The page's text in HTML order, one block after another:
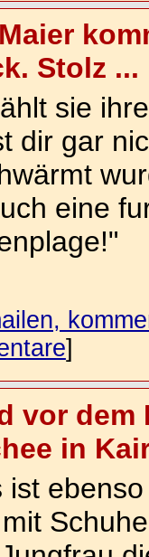
Stolz ...
sie
dir gar
eine
]
vor dem
in
ist